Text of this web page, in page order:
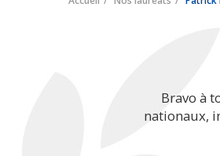
Bravo à
nationaux,